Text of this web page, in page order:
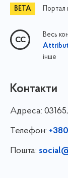
Весь
інше
Контакти
Адреса:
Телефон:
Пошта: